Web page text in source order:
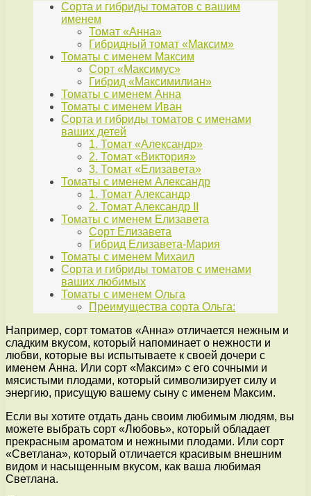
Сорта и гибриды томатов с вашим
именем
Томат «Анна»
Гибридный томат «Максим»
Томаты с именем Максим
Сорт «Максимус»
Гибрид «Максимилиан»
Томаты с именем Анна
Томаты с именем Иван
Сорта и гибриды томатов с именами
ваших детей
1. Томат «Александр»
2. Томат «Виктория»
3. Томат «Елизавета»
Томаты с именем Александр
1. Томат Александр
2. Томат Александр II
Томаты с именем Елизавета
Сорт Елизавета
Гибрид Елизавета-Мария
Томаты с именем Михаил
Сорта и гибриды томатов с именами
ваших любимых
Томаты с именем Ольга
Преимущества сорта Ольга:
Например, сорт томатов «Анна» отличается нежным и
сладким вкусом, который напоминает о нежности и
любви, которые вы испытываете к своей дочери с
именем Анна. Или сорт «Максим» с его сочными и
мясистыми плодами, который символизирует силу и
энергию, присущую вашему сыну с именем Максим.
Если вы хотите отдать дань своим любимым людям, вы
можете выбрать сорт «Любовь», который обладает
прекрасным ароматом и нежными плодами. Или сорт
«Светлана», который отличается красивым внешним
видом и насыщенным вкусом, как ваша любимая
Светлана.